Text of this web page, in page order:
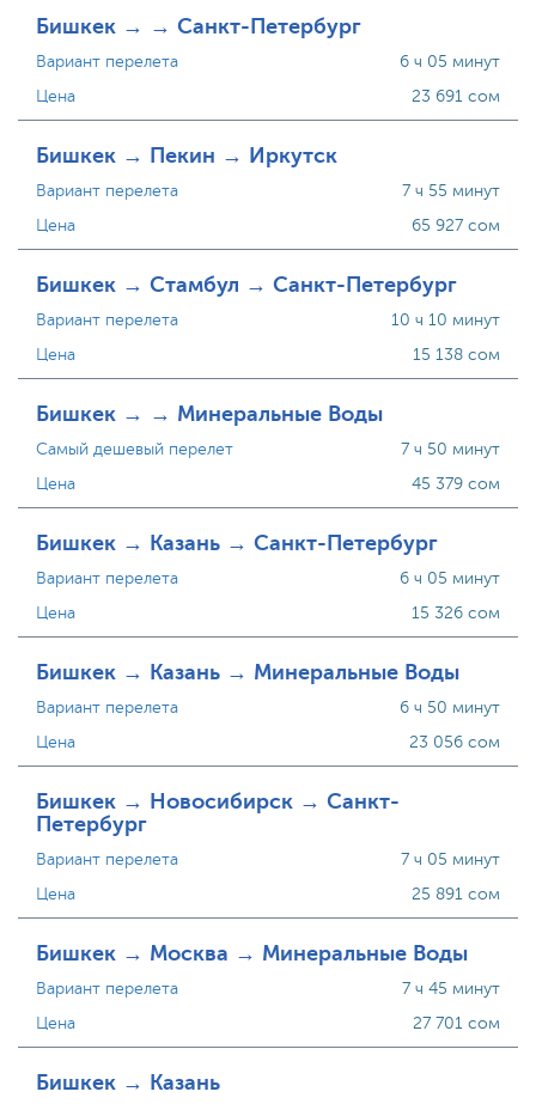
Бишкек → → Санкт-Петербург
Вариант перелета
Цена
6 ч 05 минут
23 691 сом
Бишкек → Пекин → Иркутск
Вариант перелета
Цена
7 ч 55 минут
65 927 сом
Бишкек → Стамбул → Санкт-Петербург
Вариант перелета
Цена
10 ч 10 минут
15 138 сом
Бишкек → → Минеральные Воды
Самый дешевый перелет
Цена
7 ч 50 минут
45 379 сом
Бишкек → Казань → Санкт-Петербург
Вариант перелета
Цена
6 ч 05 минут
15 326 сом
Бишкек → Казань → Минеральные Воды
Вариант перелета
Цена
6 ч 50 минут
23 056 сом
Бишкек → Новосибирск → Санкт-
Петербург
Вариант перелета
Цена
7 ч 05 минут
25 891 сом
Бишкек → Москва → Минеральные Воды
Вариант перелета
Цена
7 ч 45 минут
27 701 сом
Бишкек → Казань